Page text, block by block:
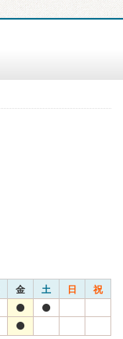
金 土 日 祝